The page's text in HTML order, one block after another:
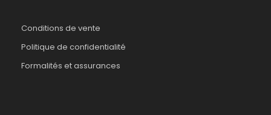
Conditions de vente
Politique de confidentialité
Formalités et assurances